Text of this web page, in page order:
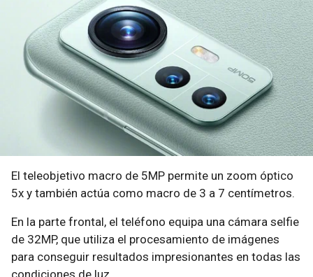
El teleobjetivo macro de 5MP permite un zoom óptico
5x y también actúa como macro de 3 a 7 centímetros.
En la parte frontal, el teléfono equipa una cámara selfie
de 32MP, que utiliza el procesamiento de imágenes
para conseguir resultados impresionantes en todas las